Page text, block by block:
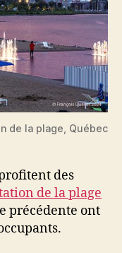
de la plage, Québec
des
de la plage
précédente ont